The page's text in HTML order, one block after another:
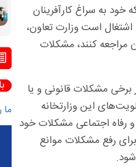
خود به سراغ کارآفرینان
اشتغال است وزارت تعاون،
مراجعه کنند، مشکلات
برخی مشکلات قانونی و یا
این وزارتخانه
و رفاه اجتماعی مشکلات خود
برای رفع مشکلات موانع
بحران بی
ما